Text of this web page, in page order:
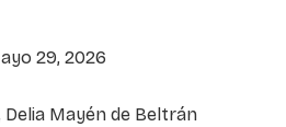
29, 2026
Delia Mayén de Beltrán